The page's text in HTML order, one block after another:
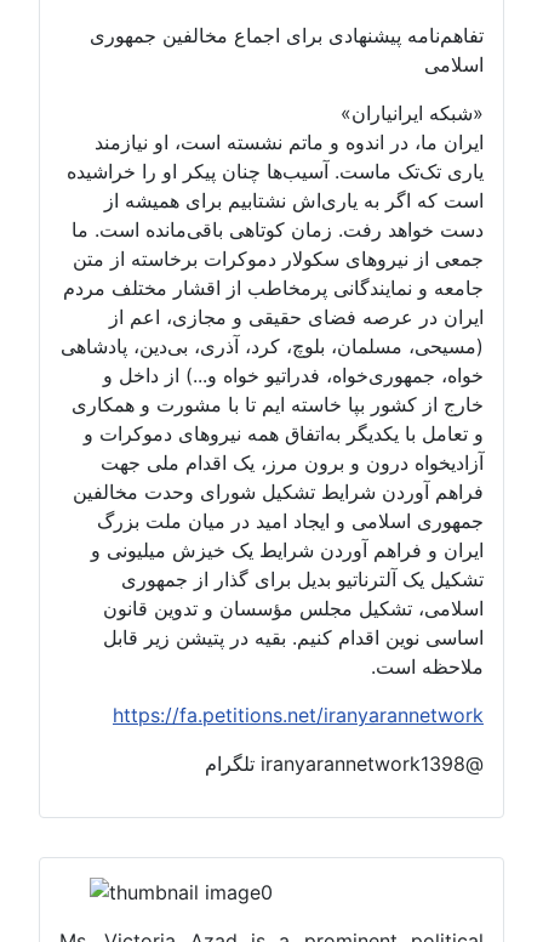
تفاهم‌نامه پیشنهادی برای اجماع مخالفین جمهوری
اسلامی
«شبکه ایرانیاران»
ایران ما، در اندوه و ماتم نشسته است، او نیازمند
یاری تک‌تک ماست. آسیب‌ها چنان پیکر او را خراشیده
است که اگر به یاری‌اش نشتابیم برای همیشه از
دست خواهد رفت. زمان کوتاهی باقی‌مانده است. ما
جمعی از نیروهای سکولار دموکرات برخاسته از متن
جامعه و نمایندگانی پرمخاطب از اقشار مختلف مردم
ایران در عرصه فضای حقیقی و مجازی، اعم از
(مسیحی، مسلمان، بلوچ، کرد، آذری، بی‌دین، پادشاهی
خواه، جمهوری‌خواه، فدراتیو خواه و...) از داخل و
خارج از کشور بپا خاسته ایم تا با مشورت و همکاری
و تعامل با یکدیگر به‌اتفاق همه نیروهای دموکرات و
آزادیخواه درون و برون مرز، یک اقدام ملی جهت
فراهم آوردن شرایط تشکیل شورای وحدت مخالفین
جمهوری اسلامی و ایجاد امید در میان ملت بزرگ
ایران و فراهم آوردن شرایط یک خیزش میلیونی و
تشکیل یک آلترناتیو بدیل برای گذار از جمهوری
اسلامی، تشکیل مجلس مؤسسان و تدوین قانون
اساسی نوین اقدام کنیم. بقیه در پتیشن زیر قابل
ملاحظه است.
https://fa.petitions.net/iranyarannetwork
@iranyarannetwork1398 تلگرام